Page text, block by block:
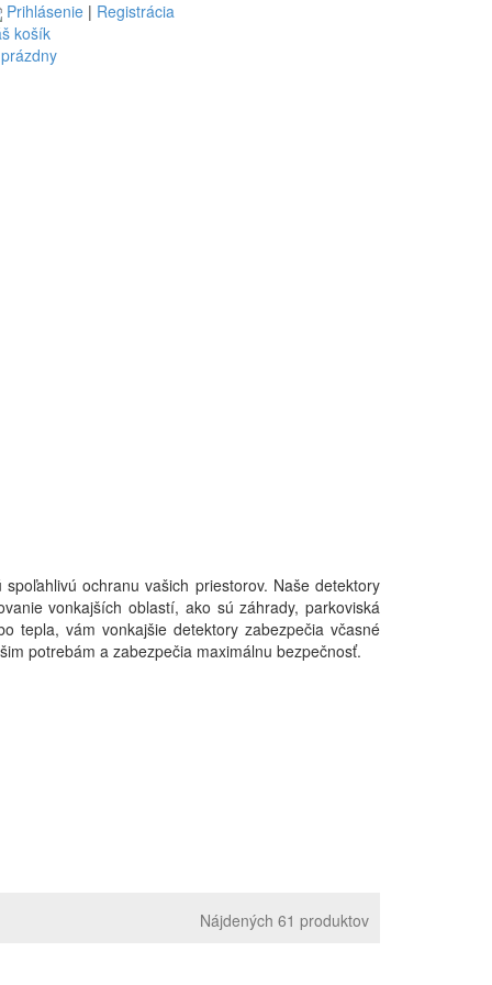
Prihlásenie | Registrácia
košík
ochranu vašich priestorov. Naše detektory
vonkajších oblastí, ako sú záhrady, parkoviská
tepla, vám vonkajšie detektory zabezpečia včasné
potrebám a zabezpečia maximálnu bezpečnosť.
Nájdených 61 produktov